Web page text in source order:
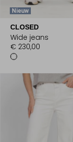
Nieuw
CLOSED
Wide jeans
€ 230,00